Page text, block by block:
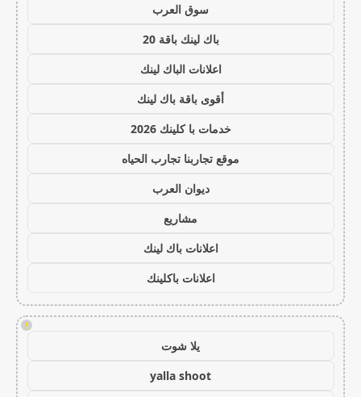
سوق العرب
باك لينك باقة 20
اعلانات الباك لينك
أقوى باقة باك لينك
خدمات با كلينك 2026
موقع تجاربنا تجارب الحياه
ديوان العرب
مشاريع
اعلانات باك لينك
اعلانات باكلينك
!
يلا شوت
yalla shoot